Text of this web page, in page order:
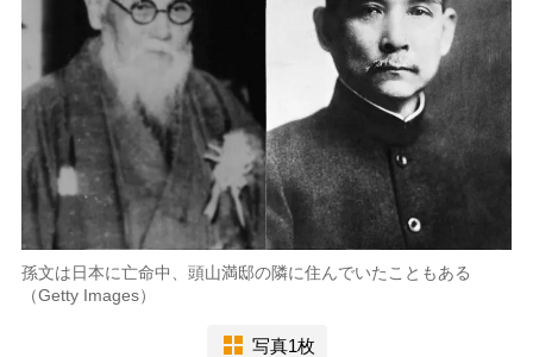
孫文は日本に亡命中、頭山満邸の隣に住んでいたこともある
（Getty Images）
写真1枚